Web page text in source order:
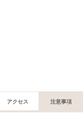
アクセス 注意事項